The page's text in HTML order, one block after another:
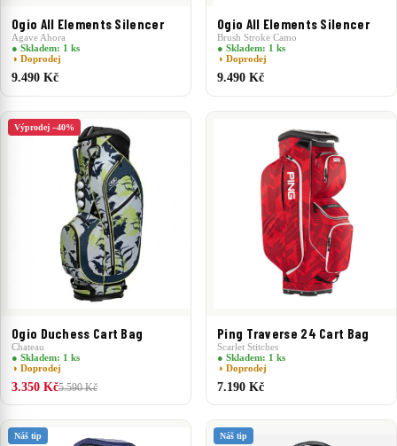
Ogio All Elements Silencer
Agave Ahora
● Skladem: 1 ks
◑ Doprodej
9.490 Kč
Ogio All Elements Silencer
Brush Stroke Camo
● Skladem: 1 ks
◑ Doprodej
9.490 Kč
Výprodej –40%
Ogio Duchess Cart Bag
Chateau
● Skladem: 1 ks
◑ Doprodej
3.350 Kč5.590 Kč
Ping Traverse 24 Cart Bag
Scarlet Stitches
● Skladem: 1 ks
◑ Doprodej
7.190 Kč
Náš tip Náš tip